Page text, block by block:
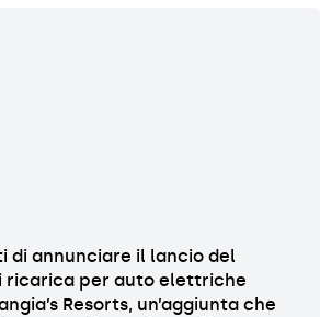
di annunciare il lancio del
ricarica per auto elettriche
Resorts, un’aggiunta che